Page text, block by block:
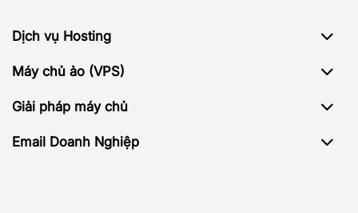
Dịch vụ Hosting
Máy chủ ảo (VPS)
Giải pháp máy chủ
Email Doanh Nghiệp